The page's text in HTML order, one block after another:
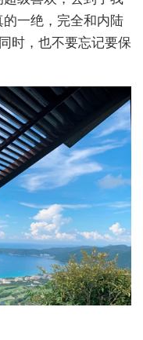
一绝，完全和内陆
时，也不要忘记要保